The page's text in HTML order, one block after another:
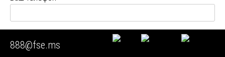
888@fse.ms